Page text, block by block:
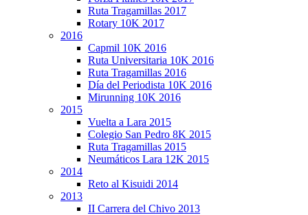
Ruta Tragamillas 2017
Rotary 10K 2017
2016
Capmil 10K 2016
Ruta Universitaria 10K 2016
Ruta Tragamillas 2016
Día del Periodista 10K 2016
Mirunning 10K 2016
2015
Vuelta a Lara 2015
Colegio San Pedro 8K 2015
Ruta Tragamillas 2015
Neumáticos Lara 12K 2015
2014
Reto al Kisuidi 2014
2013
II Carrera del Chivo 2013